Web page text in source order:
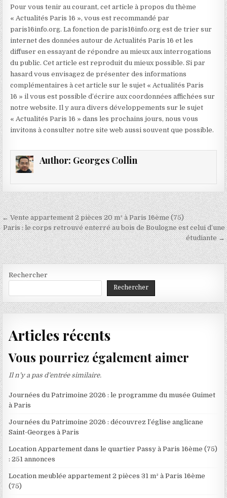
Pour vous tenir au courant, cet article à propos du thème
« Actualités Paris 16 », vous est recommandé par
paris16info.org. La fonction de paris16info.org est de trier sur
internet des données autour de Actualités Paris 16 et les
diffuser en essayant de répondre au mieux aux interrogations
du public. Cet article est reproduit du mieux possible. Si par
hasard vous envisagez de présenter des informations
complémentaires à cet article sur le sujet « Actualités Paris
16 » il vous est possible d’écrire aux coordonnées affichées sur
notre website. Il y aura divers développements sur le sujet
« Actualités Paris 16 » dans les prochains jours, nous vous
invitons à consulter notre site web aussi souvent que possible.
Author: Georges Collin
Navigation
de
l’article
← Vente appartement 2 pièces 20 m² à Paris 16ème (75)
Paris : le corps retrouvé enterré au bois de Boulogne est celui d’une
étudiante →
Rechercher
Rechercher
Articles récents
Vous pourriez également aimer
Il n’y a pas d’entrée similaire.
Journées du Patrimoine 2026 : le programme du musée Guimet
à Paris
Journées du Patrimoine 2026 : découvrez l’église anglicane
Saint-Georges à Paris
Location Appartement dans le quartier Passy à Paris 16ème (75)
: 251 annonces
Location meublée appartement 2 pièces 31 m² à Paris 16ème
(75)